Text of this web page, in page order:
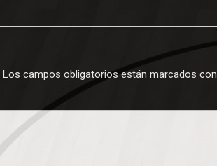
Los campos obligatorios están marcados con